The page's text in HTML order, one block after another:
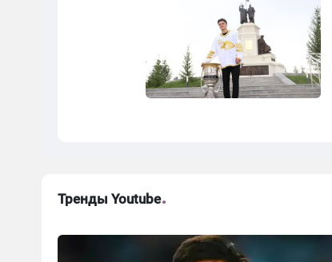
Тренды Youtube